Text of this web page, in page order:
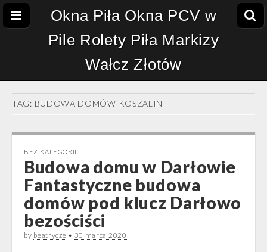
Okna Piła Okna PCV w
Pile Rolety Piła Markizy
Wałcz Złotów
TAG: BUDOWA DOMÓW KOSZALIN
BEZ KATEGORII
Budowa domu w Darłowie
Fantastyczne budowa
domów pod klucz Darłowo
bezościści
by beatrycze • 30 marca 2020